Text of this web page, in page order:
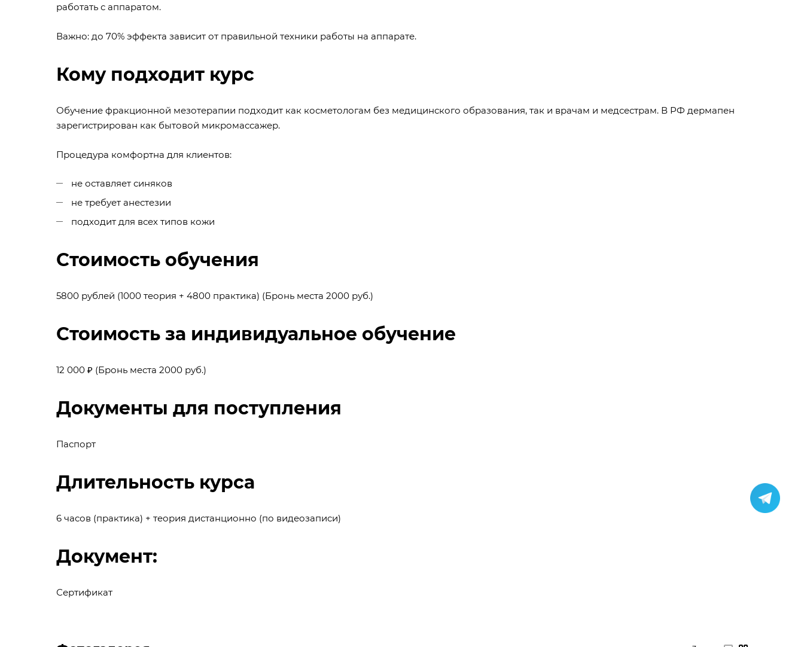
работать с аппаратом.
Важно: до 70% эффекта зависит от правильной техники работы на аппарате.
Кому подходит курс
Обучение фракционной мезотерапии подходит как косметологам без медицинского образования, так и врачам и медсестрам. В РФ дермапен
зарегистрирован как бытовой микромассажер.
Процедура комфортна для клиентов:
не оставляет синяков
не требует анестезии
подходит для всех типов кожи
Стоимость обучения
5800 рублей (1000 теория + 4800 практика) (Бронь места 2000 руб.)
Стоимость за индивидуальное обучение
12 000 ₽ (Бронь места 2000 руб.)
Документы для поступления
Паспорт
Длительность курса
6 часов (практика) + теория дистанционно (по видеозаписи)
Документ:
Сертификат